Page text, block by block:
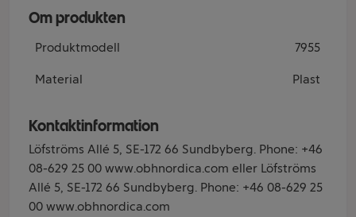
Om produkten
Produktmodell 7955
Material Plast
Kontaktinformation
Löfströms Allé 5, SE-172 66 Sundbyberg. Phone: +46
08-629 25 00 www.obhnordica.com eller Löfströms
Allé 5, SE-172 66 Sundbyberg. Phone: +46 08-629 25
00 www.obhnordica.com